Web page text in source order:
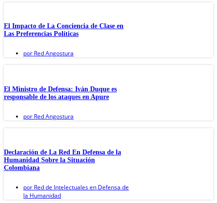
El Impacto de La Conciencia de Clase en
Las Preferencias Políticas
por Red Angostura
El Ministro de Defensa: Iván Duque es
responsable de los ataques en Apure
por Red Angostura
Declaración de La Red En Defensa de la
Humanidad Sobre la Situación
Colombiana
por Red de Intelectuales en Defensa de
la Humanidad